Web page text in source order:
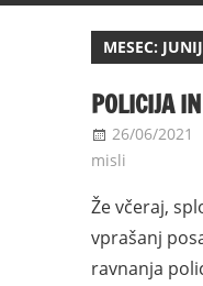
MESEC:
POLICIJA
26/06/2021
misli
Že včeraj,
vprašanj
ravnanja